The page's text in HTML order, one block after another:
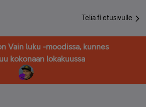
Telia.fi etusivulle
Vain luku -moodissa, kunnes
kokonaan lokakuussa